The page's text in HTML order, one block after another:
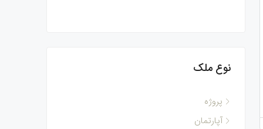
نوع ملک
پروژه
آپارتمان